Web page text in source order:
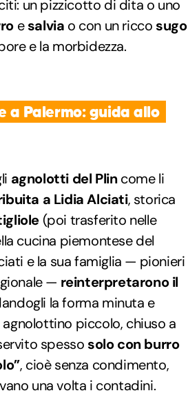
un pizzicotto di dita o uno
esalvia o con un ricco sugo
e la morbidezza.
a Palermo: guida allo
agnolotti del Plincome li
a Lidia Alciati, storica
(poi trasferito nelle
cucina piemontese del
e la sua famiglia — pionieri
— reinterpretarono il
la forma minuta e
piccolo, chiuso a
spesso solo con burro
, cioè senza condimento,
una volta i contadini.